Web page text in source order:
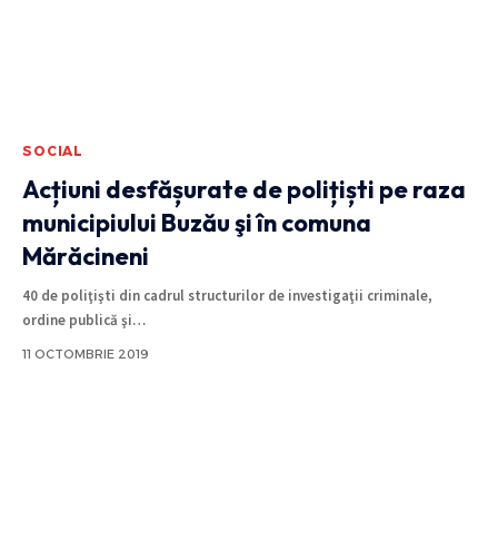
SOCIAL
Acțiuni desfășurate de polițiști pe raza
municipiului Buzău şi în comuna
Mărăcineni
40 de poliţişti din cadrul structurilor de investigaţii criminale,
ordine publică şi…
11 OCTOMBRIE 2019